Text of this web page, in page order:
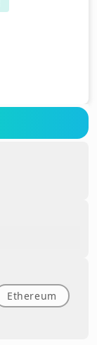
Ethereum